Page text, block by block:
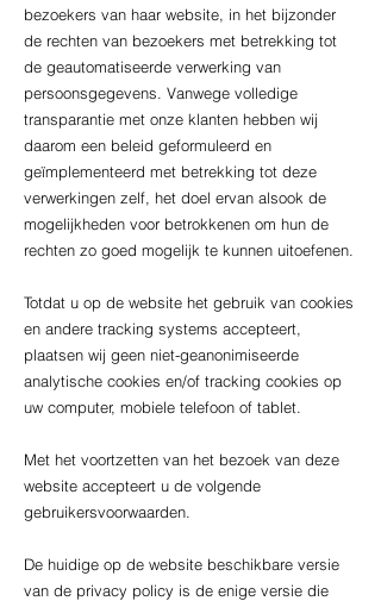
bezoekers van haar website, in het bijzonder
de rechten van bezoekers met betrekking tot
de geautomatiseerde verwerking van
persoonsgegevens. Vanwege volledige
transparantie met onze klanten hebben wij
daarom een beleid geformuleerd en
geïmplementeerd met betrekking tot deze
verwerkingen zelf, het doel ervan alsook de
mogelijkheden voor betrokkenen om hun de
rechten zo goed mogelijk te kunnen uitoefenen.
Totdat u op de website het gebruik van cookies
en andere tracking systems accepteert,
plaatsen wij geen niet-geanonimiseerde
analytische cookies en/of tracking cookies op
uw computer, mobiele telefoon of tablet.
Met het voortzetten van het bezoek van deze
website accepteert u de volgende
gebruikersvoorwaarden.
De huidige op de website beschikbare versie
van de privacy policy is de enige versie die